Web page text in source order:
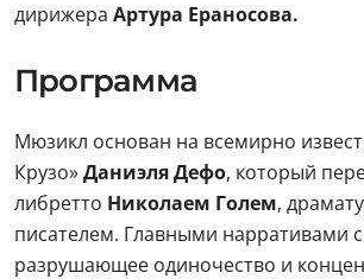
дирижера Артура Ераносова.
Программа
Мюзикл основан на всемирно
Крузо»Даниэля Дефо, который
либретто Николаем Голем,
писателем. Главными нарративами
разрушающее одиночество и